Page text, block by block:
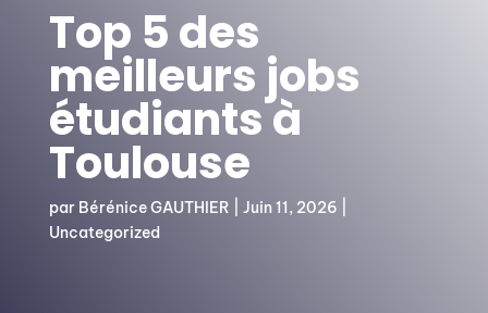
Top 5 des
meilleurs jobs
étudiants à
Toulouse
par Bérénice GAUTHIER Juin 11, 2026
Uncategorized